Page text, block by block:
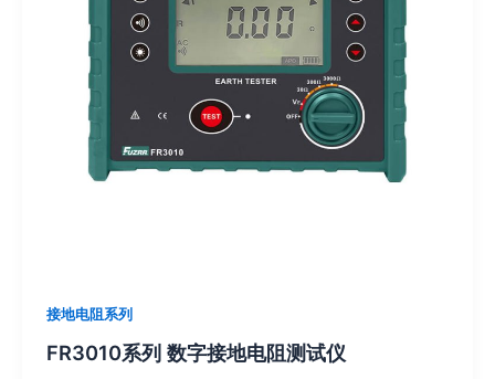
接地电阻系列
FR3010系列 数字接地电阻测试仪